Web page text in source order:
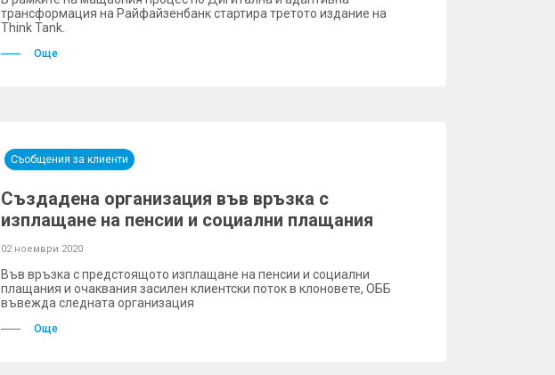
трансформация на Райфайзенбанк стартира третото издание на
Think Tank.
Още
Съобщения за клиенти
Създадена организация във връзка с
изплащане на пенсии и социални плащания
02 ноември 2020
Във връзка с предстоящото изплащане на пенсии и социални
плащания и очаквания засилен клиентски поток в клоновете, ОББ
въвежда следната организация
Още